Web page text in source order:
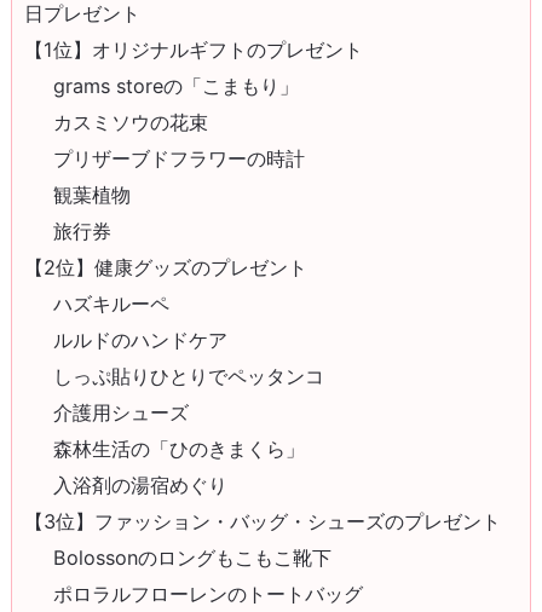
日プレゼント
【1位】オリジナルギフトのプレゼント
grams storeの「こまもり」
カスミソウの花束
プリザーブドフラワーの時計
観葉植物
旅行券
【2位】健康グッズのプレゼント
ハズキルーペ
ルルドのハンドケア
しっぷ貼りひとりでペッタンコ
介護用シューズ
森林生活の「ひのきまくら」
入浴剤の湯宿めぐり
【3位】ファッション・バッグ・シューズのプレゼント
Bolossonのロングもこもこ靴下
ポロラルフローレンのトートバッグ